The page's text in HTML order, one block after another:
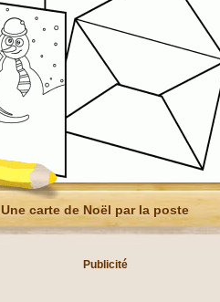
Une carte de Noël par la poste
Publicité